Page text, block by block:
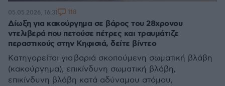
Δίωξη για κακούργημα σε βάρος του 28χρονου
ντελιβερά που πετούσε πέτρες και τραυμάτιζε
περαστικούς στην Κηφισιά, δείτε βίντεο
Κατηγορείται για βαριά σκοπούμενη σωματική βλάβη
(κακούργημα), επικίνδυνη σωματική βλάβη,
επικίνδυνη βλάβη κατά αδύναμου ατόμου,
05.05.2026, 16:31 118